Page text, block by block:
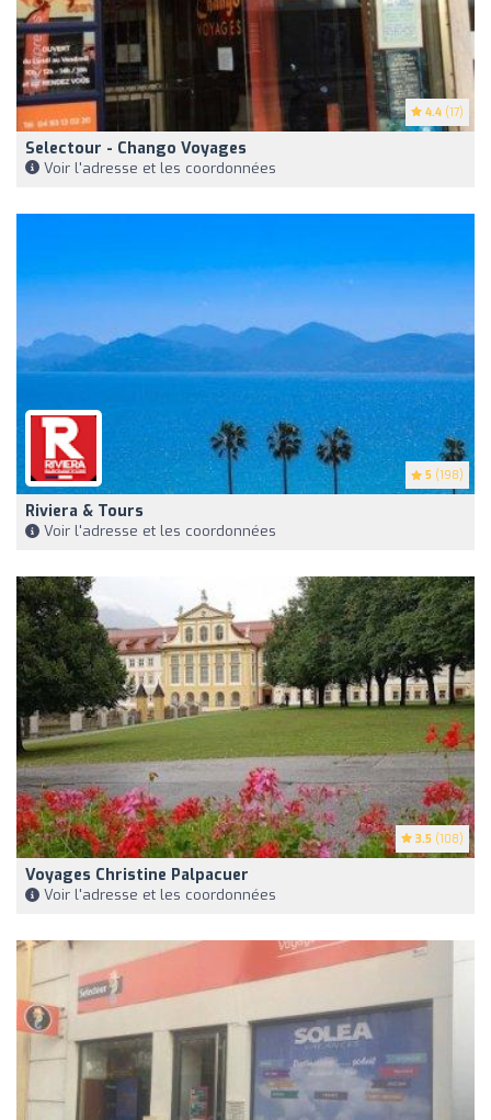
4.4 (17)
Selectour - Chango Voyages
Voir l'adresse et les coordonnées
5 (198)
Riviera & Tours
Voir l'adresse et les coordonnées
3.5 (108)
Voyages Christine Palpacuer
Voir l'adresse et les coordonnées